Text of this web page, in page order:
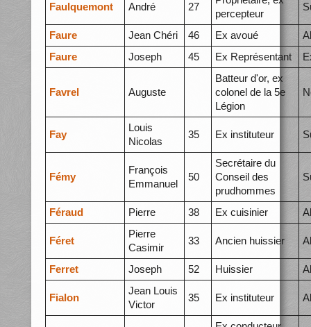
Faulquemont André 27
percepteur
Faure Jean Chéri 46 Ex avoué
Faure
Joseph 45 Ex Représentant
Favrel Auguste
Batteur d'or, ex
colonel de la 5e
Légion
Fay
Louis
Nicolas
35 Ex instituteur
Fémy
François
Emmanuel
50
Secrétaire du
Conseil des
prudhommes
Féraud Pierre 38 Ex cuisinier
Féret
Pierre
Casimir
33 Ancien huissier
Ferret Joseph 52 Huissier
Fialon
Jean Louis
Victor
35 Ex instituteur